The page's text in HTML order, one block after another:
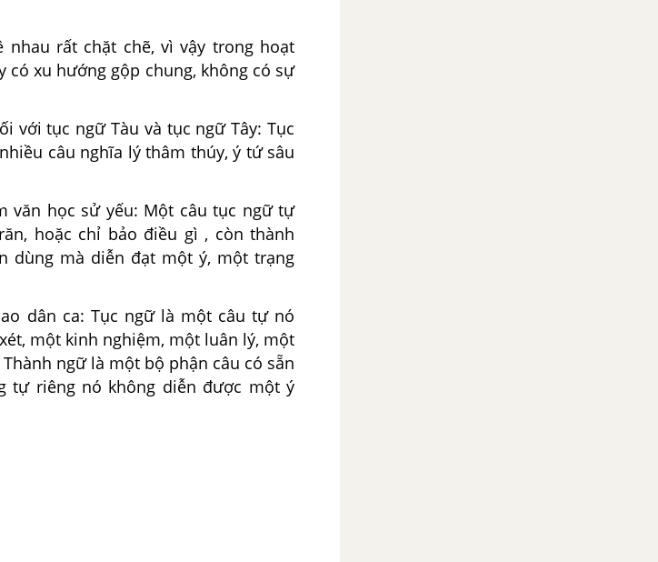
rất chặt chẽ, vì vậy trong hoạt
xu hướng gộp chung, không có sự
với tục ngữ Tàu và tục ngữ Tây: Tục
câu nghĩa lý thâm thúy, ý tứ sâu
văn học sử yếu: Một câu tục ngữ tự
hoặc chỉ bảo điều gì , còn thành
dùng mà diễn đạt một ý, một trạng
dân ca: Tục ngữ là một câu tự nó
một kinh nghiệm, một luân lý, một
ngữ là một bộ phận câu có sẵn
tự riêng nó không diễn được một ý